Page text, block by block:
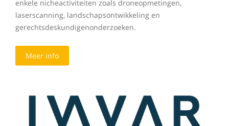
enkele nicheactiviteiten zoals droneopmetingen,
laserscanning, landschapsontwikkeling en
gerechtsdeskundigenonderzoeken.
Meer info